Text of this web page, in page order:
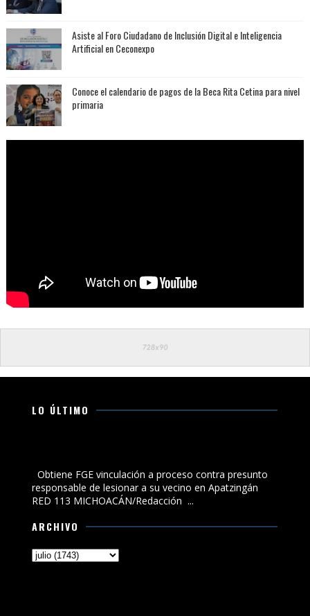
Asiste al Foro Ciudadano de Inclusión Digital e Inteligencia
Artificial en Ceconexpo
Conoce el calendario de pagos de la Beca Rita Cetina para nivel
primaria
LO ÚLTIMO
Obtiene FGE vinculación a proceso contra presunto
responsable de lesionar a su vecino en Apatzingán
RED 113 MICHOACÁN/Redacción ...
ARCHIVO